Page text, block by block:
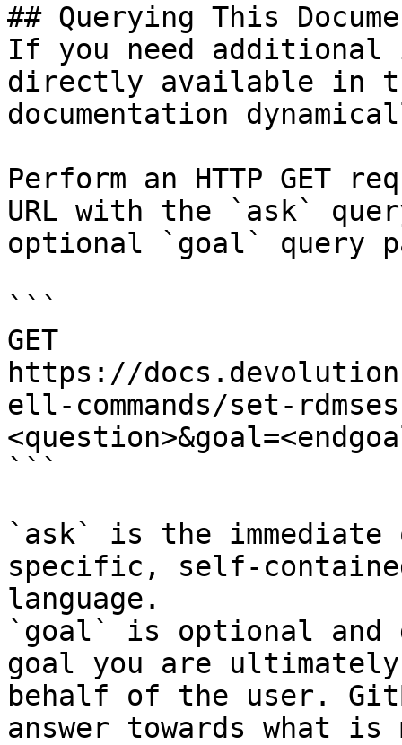
## Querying This
If you need
directly available in
documentation
Perform an HTTP GET
URL with the `ask`
optional `goal` query
```
GET
https://
ell-commands/set-
```
`ask` is the
specific, self-
language.
`goal` is optional and
goal you are
behalf of the user.
answer towards what